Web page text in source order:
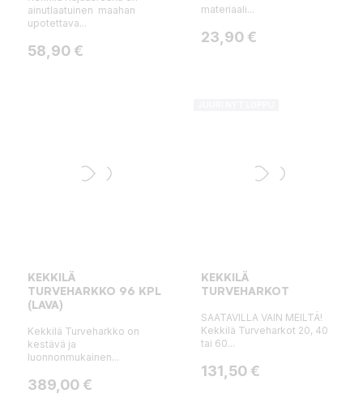
ainutlaatuinen maahan
upotettava...
Hinta
58,90 €
materiaali...
Hinta
23,90 €
KEKKILÄ
TURVEHARKKO 96 KPL
(LAVA)
Kekkilä Turveharkko on
kestävä ja
luonnonmukainen...
Hinta
389,00 €
KEKKILÄ
TURVEHARKOT
SAATAVILLA VAIN MEILTÄ!
Kekkilä Turveharkot 20, 40
tai 60...
Hinta
131,50 €